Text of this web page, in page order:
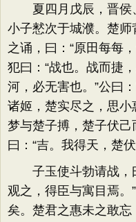
夏四月戊辰，晋侯
小子慭次于城濮。楚
之诵，曰：“原田每每
犯曰：“战也。战而捷
河，必无害也。”公曰
诸姬，楚实尽之，思小
梦与楚子搏，楚子伏
曰：“吉。我得天，楚
子玉使斗勃请战，
观之，得臣与寓目焉。
矣。楚君之惠未之敢